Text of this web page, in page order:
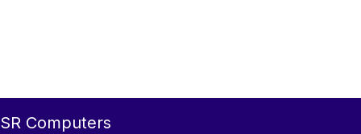
SR Computers